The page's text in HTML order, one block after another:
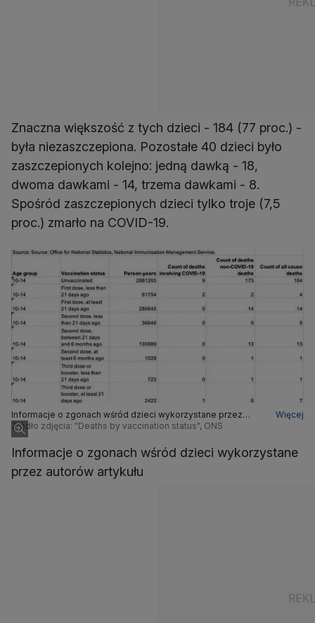
Znaczna większość z tych dzieci - 184 (77 proc.) -
była niezaszczepiona. Pozostałe 40 dzieci było
zaszczepionych kolejno: jedną dawką - 18,
dwoma dawkami - 14, trzema dawkami - 8.
Spośród zaszczepionych dzieci tylko troje (7,5
proc.) zmarło na COVID-19.
Informacje o zgonach wśród dzieci wykorzystane przez
autorów artykułu
Więcej
Źródło zdjęcia: "Deaths by vaccination status", ONS
Informacje o zgonach wśród dzieci wykorzystane
przez autorów artykułu